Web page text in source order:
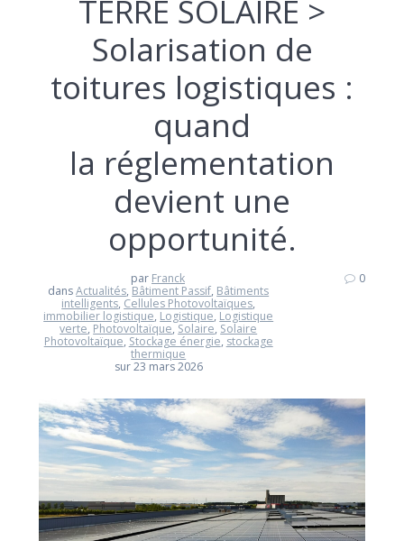
TERRE SOLAIRE >
Solarisation de
toitures logistiques :
quand
la réglementation
devient une
opportunité.
par Franck
dansActualités, Bâtiment Passif, Bâtiments
intelligents, Cellules Photovoltaïques,
immobilier logistique, Logistique, Logistique
verte, Photovoltaïque, Solaire, Solaire
Photovoltaïque, Stockage énergie, stockage
thermique
sur 23 mars 2026
0